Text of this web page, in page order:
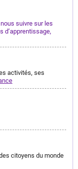
suivre sur les
d’apprentissage,
activités, ses
citoyens du monde